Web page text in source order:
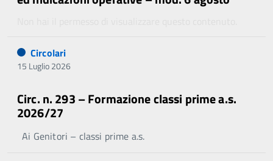
Circolari
15 Luglio 2026
Circ. n. 293 – Formazione classi prime a.s.
2026/27
Ai Genitori – classi prime a.s.